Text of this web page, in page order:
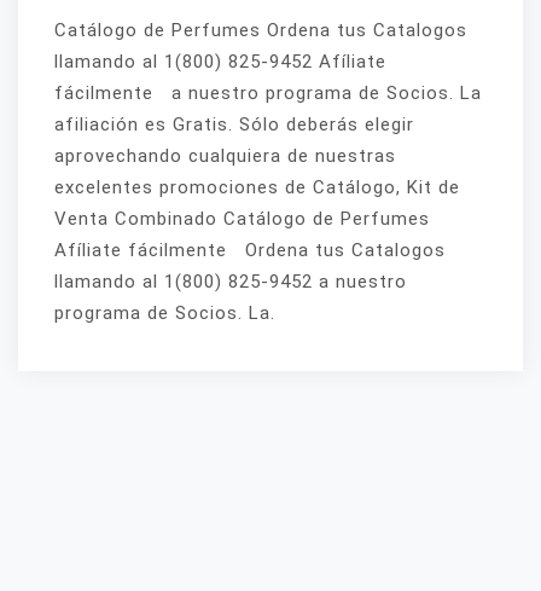
Catálogo de Perfumes Ordena tus Catalogos
llamando al 1(800) 825-9452 Afíliate
fácilmente a nuestro programa de Socios. La
afiliación es Gratis. Sólo deberás elegir
aprovechando cualquiera de nuestras
excelentes promociones de Catálogo, Kit de
Venta Combinado Catálogo de Perfumes
Afíliate fácilmente Ordena tus Catalogos
llamando al 1(800) 825-9452 a nuestro
programa de Socios. La.